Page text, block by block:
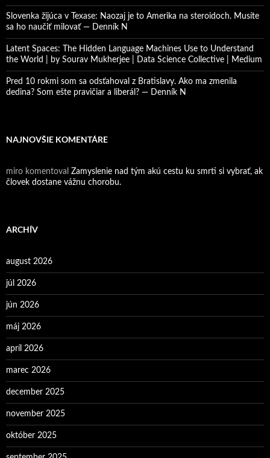
Slovenka žijúca v Texase: Naozaj je to Amerika na steroidoch. Musíte
sa ho naučiť milovať — Denník N
Latent Spaces: The Hidden Language Machines Use to Understand
the World | by Sourav Mukherjee | Data Science Collective | Medium
Pred 10 rokmi som sa odsťahoval z Bratislavy. Ako ma zmenila
dedina? Som ešte pravičiar a liberál? — Denník N
NAJNOVŠIE KOMENTÁRE
miro komentoval Zamyslenie nad tým akú cestu ku smrti si vybrať, ak
človek dostane vážnu chorobu.
ARCHÍV
august 2026
júl 2026
jún 2026
máj 2026
apríl 2026
marec 2026
december 2025
november 2025
október 2025